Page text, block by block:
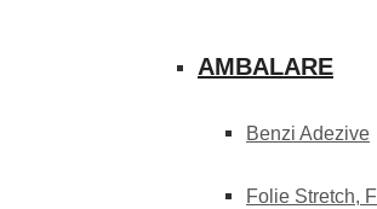
AMBALARE
Benzi Adezive
Folie Stretch,